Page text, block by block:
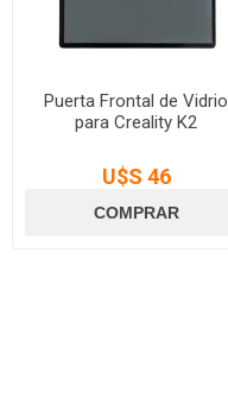
Puerta Frontal de Vidrio
para Creality K2
U$S 46